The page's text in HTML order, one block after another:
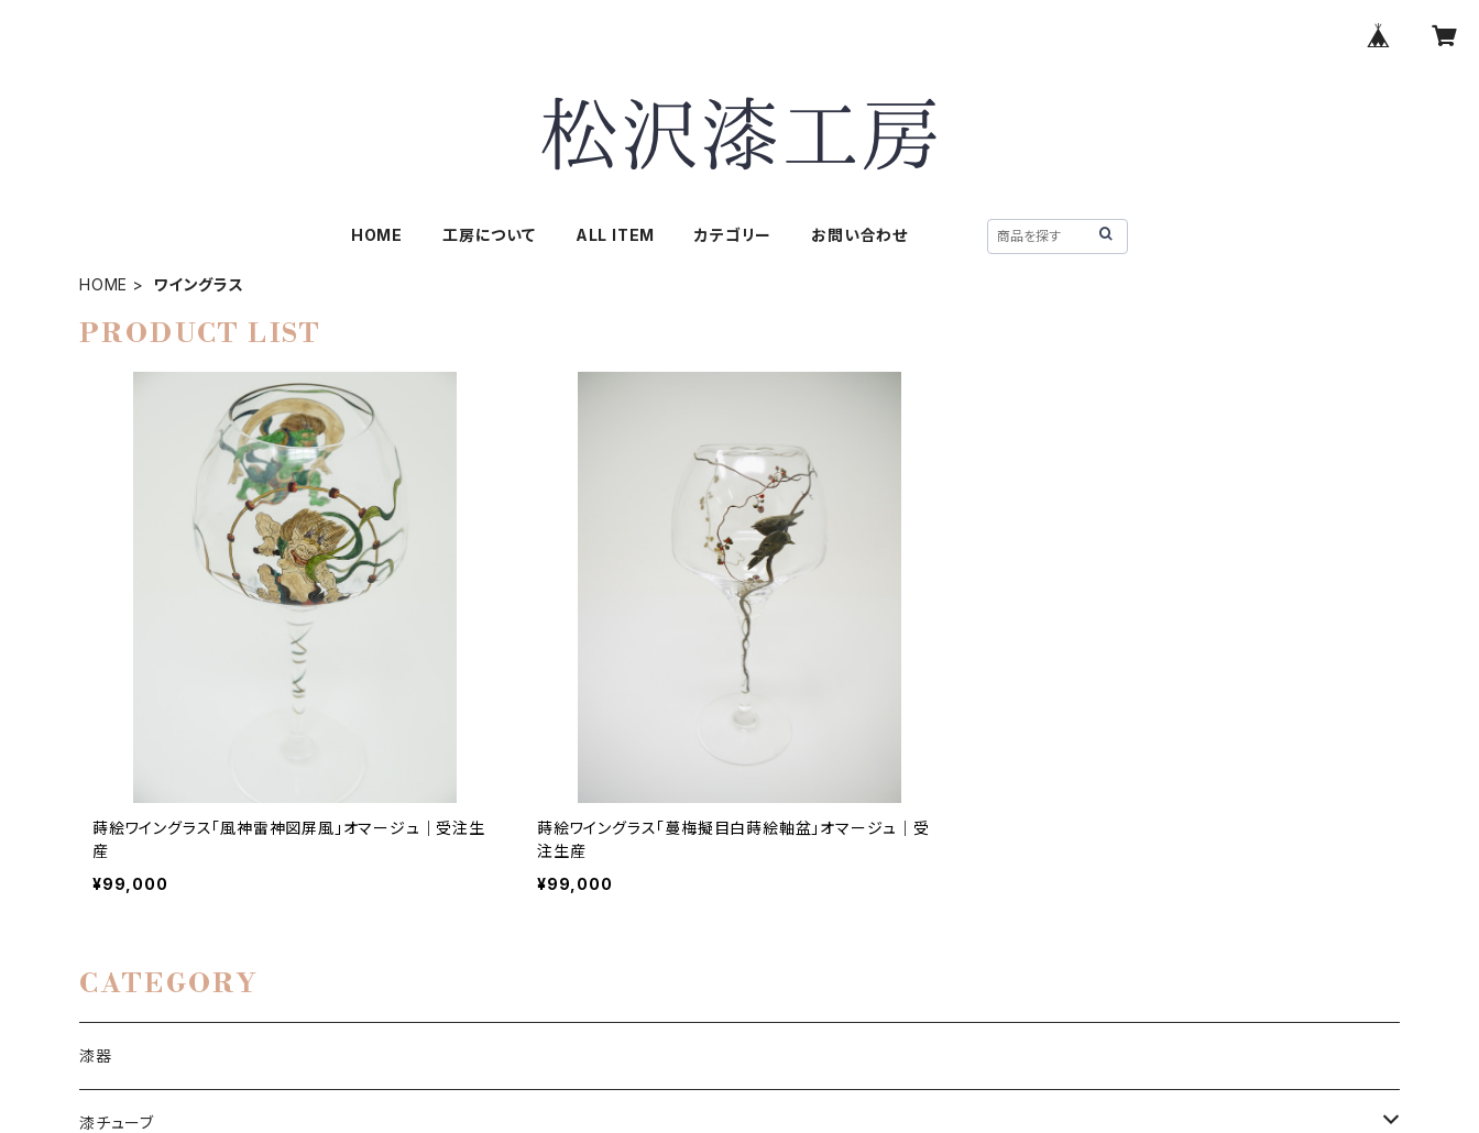
HOME 工房について ALL ITEM カテゴリー お問い合わせ
HOME ワイングラス
PRODUCT LIST
蒔絵ワイングラス「風神雷神図屏風」オマージュ｜受注生
産
¥99,000
蒔絵ワイングラス「蔓梅擬目白蒔絵軸盆」オマージュ｜受
注生産
¥99,000
CATEGORY
漆器
漆チューブ